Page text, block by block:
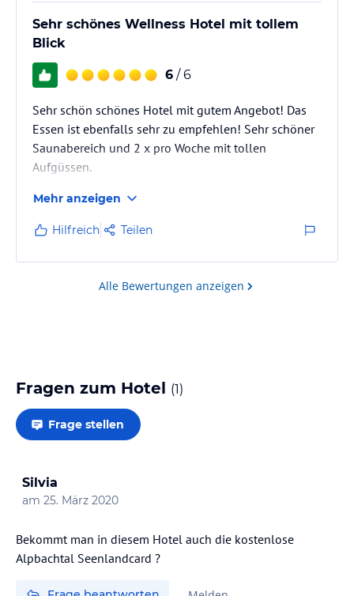
Sehr schönes Wellness Hotel mit tollem
Blick
6 / 6
Sehr schön schönes Hotel mit gutem Angebot! Das
Essen ist ebenfalls sehr zu empfehlen! Sehr schöner
Saunabereich und 2 x pro Woche mit tollen
Aufgüssen.
und ein Mal die Woche Wasser Gymnastik! Rund um
ein Ort zum entspannen!
Mehr anzeigen
Hilfreich Teilen
Alle Bewertungen anzeigen
Fragen zum Hotel (1)
Frage stellen
Silvia
am 25. März 2020
Bekommt man in diesem Hotel auch die kostenlose
Alpbachtal Seenlandcard ?